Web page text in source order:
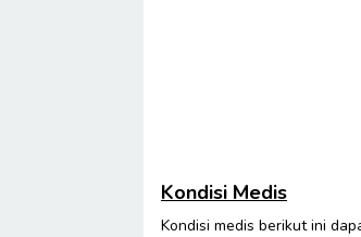
Kondisi Medis
Kondisi medis berikut ini